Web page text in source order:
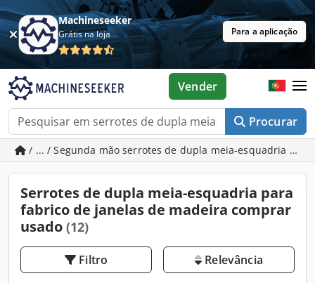
Machineseeker
Grátis na loja Para a aplicação
Procurar
Vender
/ ... / Segunda mão serrotes de dupla meia-esquadria
Serrotes de dupla meia-esquadria para
fabrico de janelas de madeira comprar
usado (12)
Filtro Relevância